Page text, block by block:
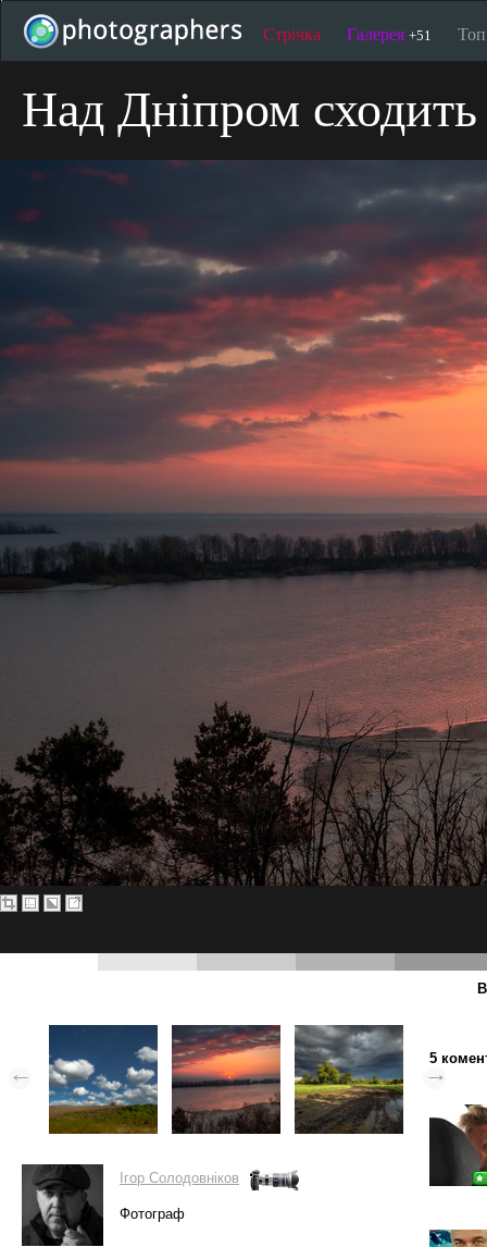
Стрічка Галерея +51
Над Дніпром
Ігор Солодовніков
Фотограф
5